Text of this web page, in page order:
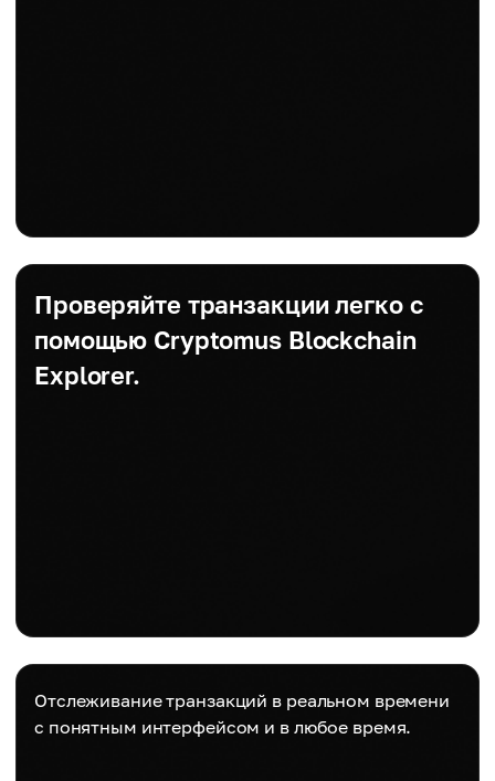
Проверяйте транзакции легко с
помощью Cryptomus Blockchain
Explorer.
Отслеживание транзакций в реальном времени
с понятным интерфейсом и в любое время.